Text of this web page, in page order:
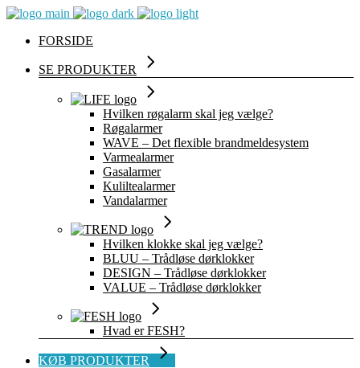
FORSIDE
SE PRODUKTER
Hvilken røgalarm skal jeg vælge?
Røgalarmer
WAVE – Det flexible brandmeldesystem
Varmealarmer
Gasalarmer
Kuliltealarmer
Vandalarmer
Hvilken klokke skal jeg vælge?
BLUU – Trådløse dørklokker
DESIGN – Trådløse dørklokker
VALUE – Trådløse dørklokker
Hvad er FESH?
KØB PRODUKTER